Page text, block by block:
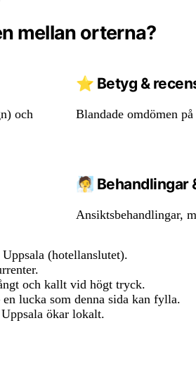
mellan orterna?
och
⭐ Betyg &
Blandade omdömen
🧖 Behandlingar
Ansiktsbehandlingar,
(hotellanslutet).
och kallt vid högt tryck.
lucka som denna sida kan fylla.
ökar lokalt.